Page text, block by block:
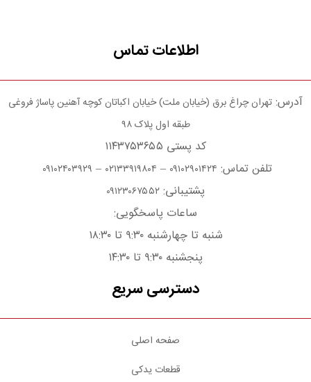
اطلاعات تماس
آدرس: تهران چراغ برق (خیابان ملت) خیابان اکباتان کوچه آهنین پاساژ فروغی
طبقه اول پلاک ۹۸
کد پستی ۱۱۴۳۷۵۳۶۵۵
تلفن تماس: ۰۹۱۰۲۹۰۱۴۲۴ – ۰۲۱۳۳۹۱۹۸۰۴ – ۰۹۱۰۲۴۰۳۹۲۹
پشتیبانی: ۰۹۱۲۳۰۶۷۵۵۲
ساعات پاسخگویی:
شنبه تا چهارشنبه ۹:۳۰ تا ۱۸:۳۰
پنجشنبه ۹:۳۰ تا ۱۴:۳۰
دسترسی سریع
صفحه اصلی
قطعات یدکی